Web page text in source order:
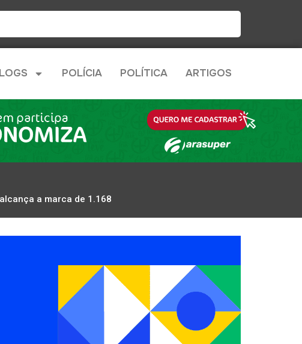
POLÍCIA POLÍTICA ARTIGOS
a marca de 1.168